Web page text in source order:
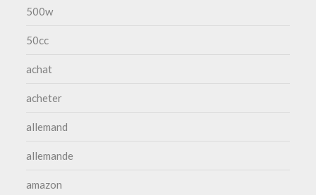
500w
50cc
achat
acheter
allemand
allemande
amazon